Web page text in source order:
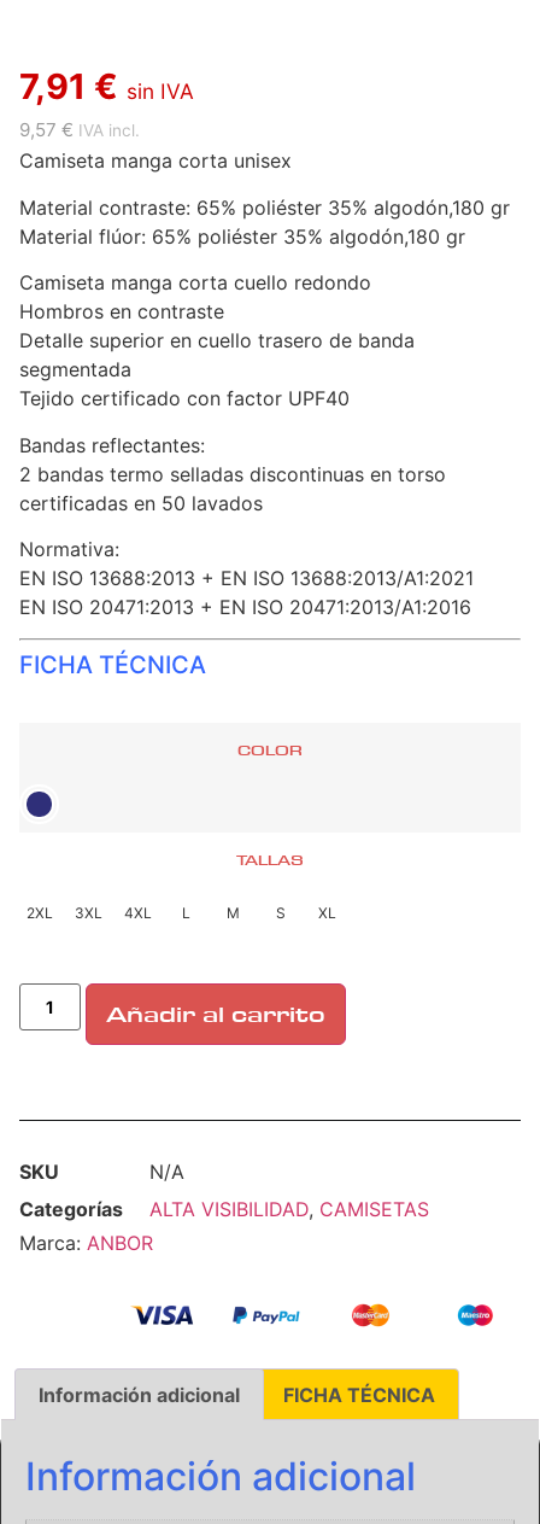
7,91 € sin IVA
9,57 € IVA incl.
Camiseta manga corta unisex
Material contraste: 65% poliéster 35% algodón,180 gr
Material flúor: 65% poliéster 35% algodón,180 gr
Camiseta manga corta cuello redondo
Hombros en contraste
Detalle superior en cuello trasero de banda
segmentada
Tejido certificado con factor UPF40
Bandas reflectantes:
2 bandas termo selladas discontinuas en torso
certificadas en 50 lavados
Normativa:
EN ISO 13688:2013 + EN ISO 13688:2013/A1:2021
EN ISO 20471:2013 + EN ISO 20471:2013/A1:2016
FICHA TÉCNICA
COLOR
TALLAS
2XL 3XL 4XL L M S XL
Añadir al carrito
SKU
N/A
Categorías
ALTA VISIBILIDAD, CAMISETAS
Marca: ANBOR
Información adicional FICHA TÉCNICA
Información adicional